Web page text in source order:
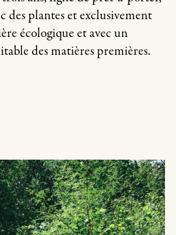
des plantes et exclusivement
écologique et avec un
des matières premières.